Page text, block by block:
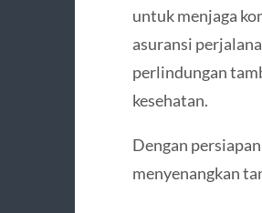
untuk menjaga
asuransi
perlindungan
kesehatan.
Dengan
menyenangkan